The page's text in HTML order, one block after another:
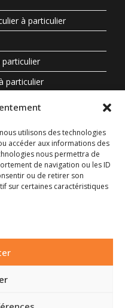
utilisons des technologies
accéder aux informations des
nous permettra de
de navigation ou les ID
ou de retirer son
sur certaines caractéristiques
à particulier
particulier
particulier
Alpes entre